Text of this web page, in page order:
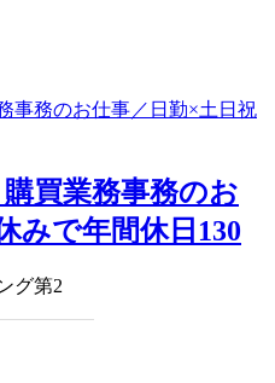
購買業務事務のお
みで年間休日130
グ第2